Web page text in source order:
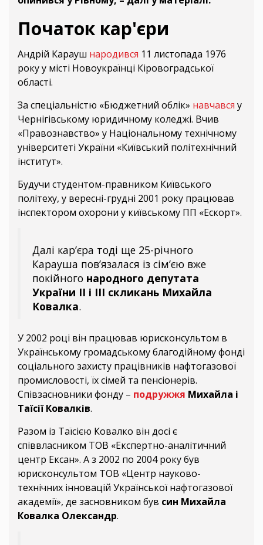
Початок кар'єри
Андрій Карауш народився 11 листопада 1976
року у місті Новоукраїнці Кіровоградської
області.
За спеціальністю «Бюджетний облік» навчався у
Чернігівському юридичному коледжі. Вчив
«Правознавство» у Національному технічному
університеті України «Київський політехнічний
інститут».
Будучи студентом-правником Київського
політеху, у вересні-грудні 2001 року працював
інспектором охорони у київському ПП «Ескорт».
Далі кар’єра тоді ще 25-річного
Карауша пов’язалася із сім’єю вже
покійного народного депутата
України II і III скликань Михайла
Ковалка.
У 2002 році він працював юрисконсультом в
Українському громадському благодійному фонді
соціального захисту працівників нафтогазової
промисловості, їх сімей та пенсіонерів.
Співзасновники фонду – подружжя Михайла і
Таїсії Ковалків.
Разом із Таїсією Ковалко він досі є
співвласником ТОВ «Експертно-аналітичний
центр Ексан». А з 2002 по 2004 року був
юрисконсультом ТОВ «Центр науково-
технічних інновацій Української нафтогазової
академії», де засновником був син Михайла
Ковалка Олександр.